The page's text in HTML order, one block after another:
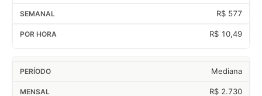
R$ 577
R$ 10,49
Mediana
R$ 2.730